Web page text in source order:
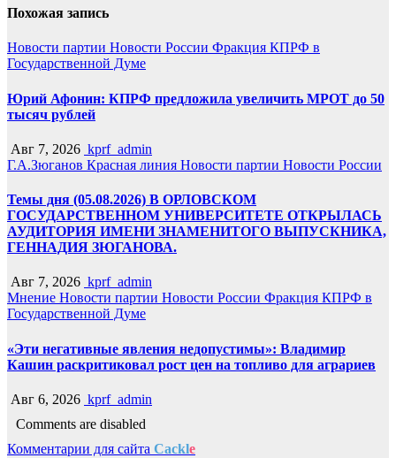
Похожая запись
Новости партии Новости России Фракция КПРФ в
Государственной Думе
Юрий Афонин: КПРФ предложила увеличить МРОТ до 50
тысяч рублей
Авг 7, 2026 kprf_admin
Г.А.Зюганов Красная линия Новости партии Новости России
Темы дня (05.08.2026) В ОРЛОВСКОМ
ГОСУДАРСТВЕННОМ УНИВЕРСИТЕТЕ ОТКРЫЛАСЬ
АУДИТОРИЯ ИМЕНИ ЗНАМЕНИТОГО ВЫПУСКНИКА,
ГЕННАДИЯ ЗЮГАНОВА.
Авг 7, 2026 kprf_admin
Мнение Новости партии Новости России Фракция КПРФ в
Государственной Думе
«Эти негативные явления недопустимы»: Владимир
Кашин раскритиковал рост цен на топливо для аграриев
Авг 6, 2026 kprf_admin
Comments are disabled
Комментарии для сайта Cackle